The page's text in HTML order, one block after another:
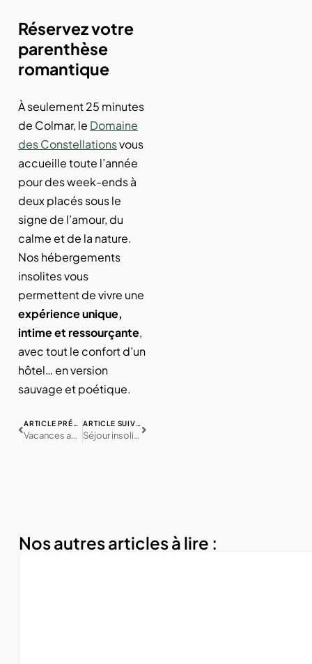
Réservez votre
parenthèse
romantique
À seulement 25 minutes
de Colmar, le Domaine
des Constellationsvous
accueille toute l’année
pour des week-ends à
deux placés sous le
signe de l’amour, du
calme et de la nature.
Nos hébergements
insolites vous
permettent de vivre une
expérience unique,
intime et ressourçante,
avec tout le confort d’un
hôtel… en version
sauvage et poétique.
ARTICLE PRÉCÉDENT
Vacances actives dans les Vosges alsaciennes : vélo, escalade, ski et plus encore
ARTICLE SUIVANT
Séjour insolite en été : pourquoi choisir une Tiny House ?
Nos autres articles à lire :